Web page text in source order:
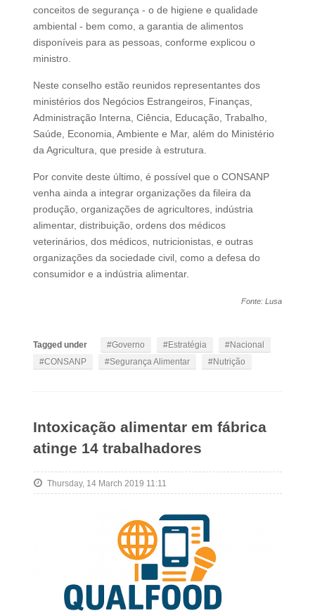
conceitos de segurança - o de higiene e qualidade
ambiental - bem como, a garantia de alimentos
disponíveis para as pessoas, conforme explicou o
ministro.
Neste conselho estão reunidos representantes dos
ministérios dos Negócios Estrangeiros, Finanças,
Administração Interna, Ciência, Educação, Trabalho,
Saúde, Economia, Ambiente e Mar, além do Ministério
da Agricultura, que preside à estrutura.
Por convite deste último, é possível que o CONSANP
venha ainda a integrar organizações da fileira da
produção, organizações de agricultores, indústria
alimentar, distribuição, ordens dos médicos
veterinários, dos médicos, nutricionistas, e outras
organizações da sociedade civil, como a defesa do
consumidor e a indústria alimentar.
Fonte: Lusa
Tagged under Governo Estratégia
Nacional
CONSANP
Segurança Alimentar Nutrição
Intoxicação alimentar em fábrica
atinge 14 trabalhadores
Thursday, 14 March 2019 11:11